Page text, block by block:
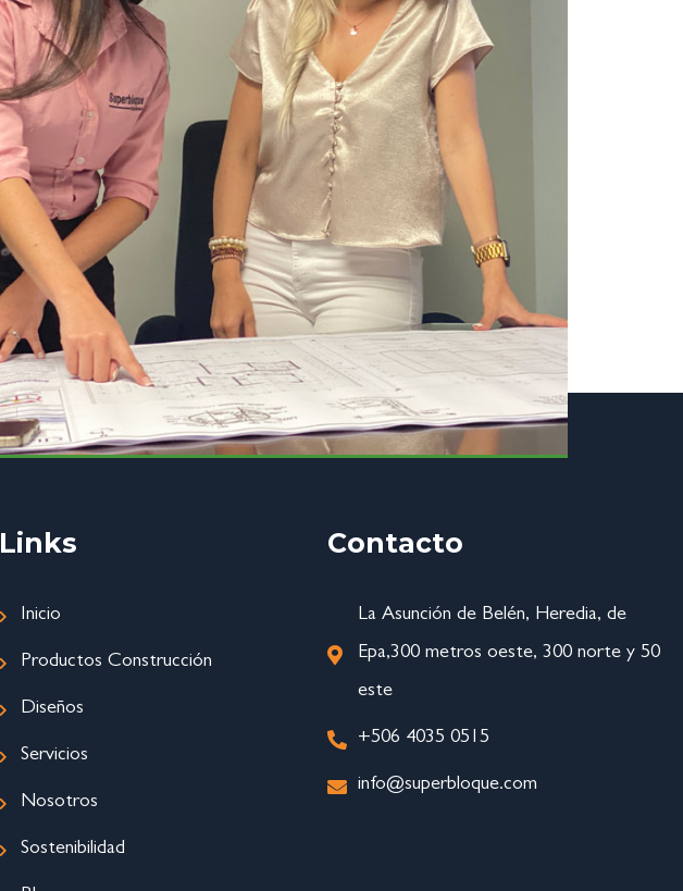
Links
Inicio
Productos Construcción
Diseños
Servicios
Nosotros
Sostenibilidad
Contacto
La Asunción de Belén, Heredia, de
Epa,300 metros oeste, 300 norte y 50
este
+506 4035 0515
info@superbloque.com